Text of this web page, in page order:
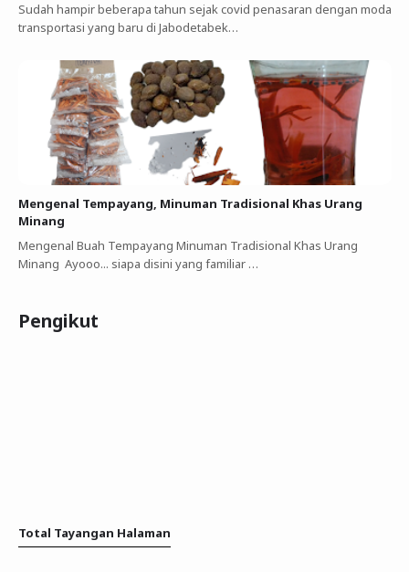
Sudah hampir beberapa tahun sejak covid penasaran dengan moda
transportasi yang baru di Jabodetabek…
Mengenal Tempayang, Minuman Tradisional Khas Urang
Minang
Mengenal Buah Tempayang Minuman Tradisional Khas Urang
Minang Ayooo... siapa disini yang familiar …
Pengikut
Total Tayangan Halaman